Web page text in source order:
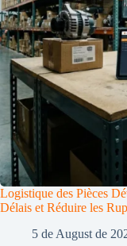
Logistique des Pièces
Délais et Réduire les
5 de August de